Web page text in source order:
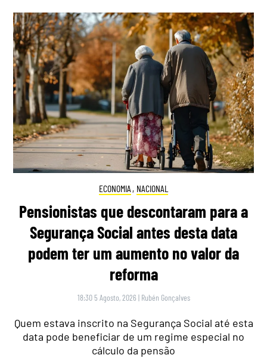
ECONOMIA , NACIONAL
Pensionistas que descontaram para a
Segurança Social antes desta data
podem ter um aumento no valor da
reforma
18:30 5 Agosto, 2026 | Rubén Gonçalves
Quem estava inscrito na Segurança Social até esta
data pode beneficiar de um regime especial no
cálculo da pensão